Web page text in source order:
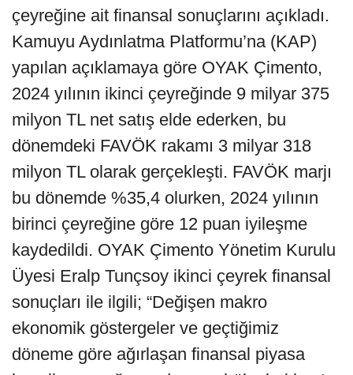
çeyreğine ait finansal sonuçlarını açıkladı.
Kamuyu Aydınlatma Platformu’na (KAP)
yapılan açıklamaya göre OYAK Çimento,
2024 yılının ikinci çeyreğinde 9 milyar 375
milyon TL net satış elde ederken, bu
dönemdeki FAVÖK rakamı 3 milyar 318
milyon TL olarak gerçekleşti. FAVÖK marjı
bu dönemde %35,4 olurken, 2024 yılının
birinci çeyreğine göre 12 puan iyileşme
kaydedildi. OYAK Çimento Yönetim Kurulu
Üyesi Eralp Tunçsoy ikinci çeyrek finansal
sonuçları ile ilgili; “Değişen makro
ekonomik göstergeler ve geçtiğimiz
döneme göre ağırlaşan finansal piyasa